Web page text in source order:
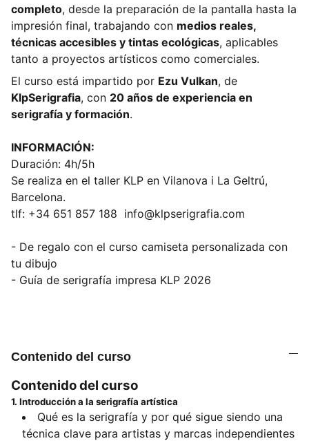
completo, desde la preparación de la pantalla hasta la
impresión final, trabajando con medios reales,
técnicas accesibles y tintas ecológicas, aplicables
tanto a proyectos artísticos como comerciales.
El curso está impartido por Ezu Vulkan, de
KlpSerigrafia, con 20 años de experiencia en
serigrafía y formación.
INFORMACIÓN:
Duración: 4h/5h
Se realiza en el taller KLP en Vilanova i La Geltrú,
Barcelona.
tlf: +34 651 857 188 info@klpserigrafia.com
- De regalo con el curso camiseta personalizada con
tu dibujo
- Guía de serigrafía impresa KLP 2026
Contenido del curso
Contenido del curso
1. Introducción a la serigrafía artística
Qué es la serigrafía y por qué sigue siendo una
técnica clave para artistas y marcas independientes